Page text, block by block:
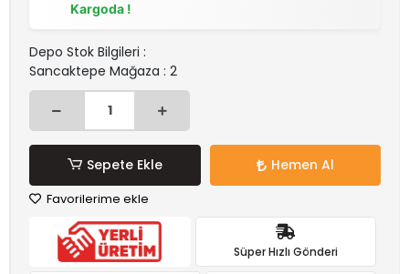
Kargoda !
Depo Stok Bilgileri :
Sancaktepe Mağaza : 2
Sepete Ekle Hemen Al
Favorilerime ekle
Süper Hızlı Gönderi